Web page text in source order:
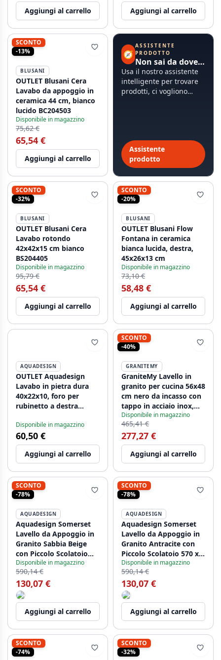
Aggiungi al carrello Aggiungi al carrello
SCONTO
-13%
BLUSANI
OUTLET Blusani Cera
Lavabo da appoggio in
ceramica 44 cm, bianco
lucido BC204503
Disponibile in magazzino
75,62 €
65,54 €
Aggiungi al carrello
🧭
ASSISTENTE
PRODOTTO
Non sai da dove iniziare?
Usa il nostro assistente
intelligente per trovare
prodotti, ci vogliono
Assistente
prodotto
SCONTO
-32%
BLUSANI
OUTLET Blusani Cera
Lavabo rotondo
42x42x15 cm bianco
BS204405
Disponibile in magazzino
95,79 €
65,54 €
Aggiungi al carrello
SCONTO
-20%
BLUSANI
OUTLET Blusani Flow
Fontana in ceramica
bianca lucida, destra,
45x26x13 cm
Disponibile in magazzino
73,10 €
58,48 €
Aggiungi al carrello
AQUADESIGN
OUTLET Aquadesign
Lavabo in pietra dura
40x22x10, foro per
rubinetto a destra
Disponibile in magazzino
60,50 €
Aggiungi al carrello
SCONTO
-40%
GRANITEMY
GraniteMy Lavello in
granito per cucina 56x48
cm nero da incasso con
tappo in acciaio inox,
inclusi accessori
1208967231
Disponibile in magazzino
465,41 €
277,27 €
Aggiungi al carrello
SCONTO
-78%
AQUADESIGN
Aquadesign Somerset
Lavello da Appoggio in
Granito Sabbia Beige
con Piccolo Scolatoio
570 x 495 mm
1208970083
Disponibile in magazzino
590,14 €
130,07 €
Aggiungi al carrello
SCONTO
-78%
AQUADESIGN
Aquadesign Somerset
Lavello da Appoggio in
Granito Antracite con
Piccolo Scolatoio 570 x
495 mm 1208970084
Disponibile in magazzino
590,14 €
130,07 €
Aggiungi al carrello
SCONTO
-74%
SCONTO
-32%